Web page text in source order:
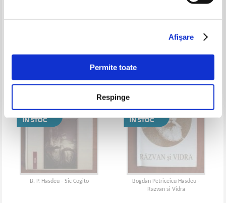
Afişare
Permite toate
Respinge
B. P. Hasdeu - Sic Cogito
Bogdan Petriceicu Hasdeu -
Razvan si Vidra